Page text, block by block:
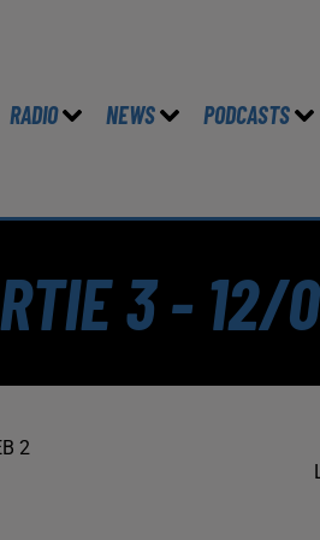
RADIO NEWS PODCASTS
3 -